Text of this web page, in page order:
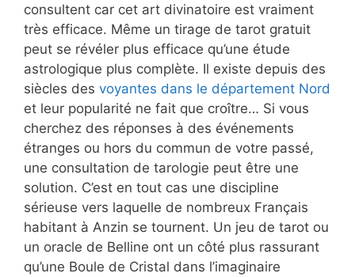
consultent car cet art divinatoire est vraiment
très efficace. Même un tirage de tarot gratuit
peut se révéler plus efficace qu’une étude
astrologique plus complète. Il existe depuis des
siècles des voyantes dans le département Nord
et leur popularité ne fait que croître… Si vous
cherchez des réponses à des événements
étranges ou hors du commun de votre passé,
une consultation de tarologie peut être une
solution. C’est en tout cas une discipline
sérieuse vers laquelle de nombreux Français
habitant à Anzin se tournent. Un jeu de tarot ou
un oracle de Belline ont un côté plus rassurant
qu’une Boule de Cristal dans l’imaginaire